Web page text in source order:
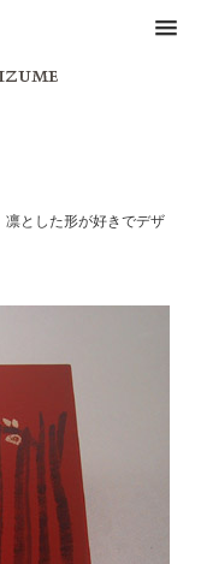
凛とした形が好きでデザ